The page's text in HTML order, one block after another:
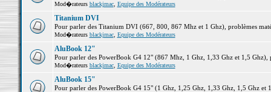
Mod�rateurs blackjmac, Equipe des Modérateurs
Titanium DVI
Pour parler des Titanium DVI (667, 800, 867 Mhz et 1 Ghz), problèmes
Mod�rateurs blackjmac, Equipe des Modérateurs
AluBook 12"
Pour parler des PowerBook G4 12" (867 Mhz, 1 Ghz, 1,33 Ghz et 1,5 Ghz),
Mod�rateurs blackjmac, Equipe des Modérateurs
AluBook 15"
Pour parler des PowerBook G4 15" (1 Ghz, 1,25 Ghz, 1,33 Ghz, 1,5 Ghz et